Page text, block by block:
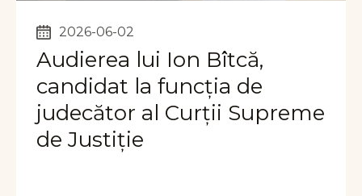
2026-06-02
Audierea lui Ion Bîtcă,
candidat la funcția de
judecător al Curții Supreme
de Justiție